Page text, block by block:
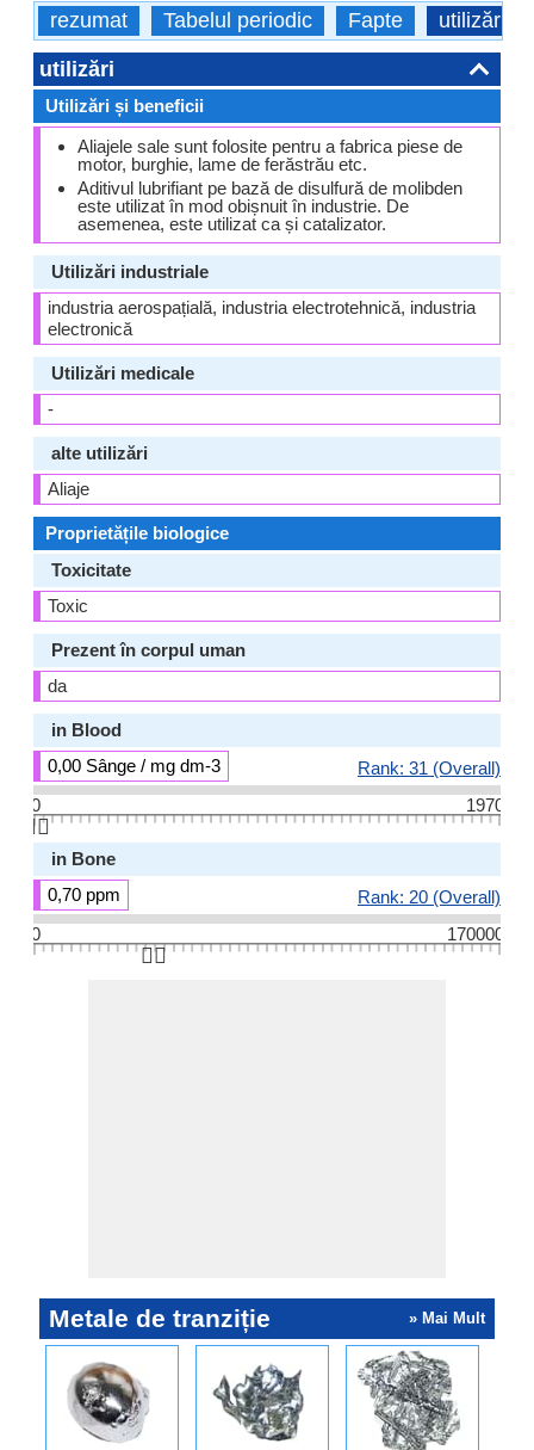
rezumat Tabelul periodic Fapte utilizări
utilizări
Utilizări și beneficii
Aliajele sale sunt folosite pentru a fabrica piese de
motor, burghie, lame de ferăstrău etc.
Aditivul lubrifiant pe bază de disulfură de molibden
este utilizat în mod obișnuit în industrie. De
asemenea, este utilizat ca și catalizator.
Utilizări industriale
industria aerospațială, industria electrotehnică, industria
electronică
Utilizări medicale
-
alte utilizări
Aliaje
Proprietățile biologice
Toxicitate
Toxic
Prezent în corpul uman
da
in Blood
0,00 Sânge / mg dm-3
Rank: 31 (Overall)
0
1970
👆🏻
in Bone
0,70 ppm
Rank: 20 (Overall)
0
170000
👆🏻
Metale de tranziție » Mai Mult